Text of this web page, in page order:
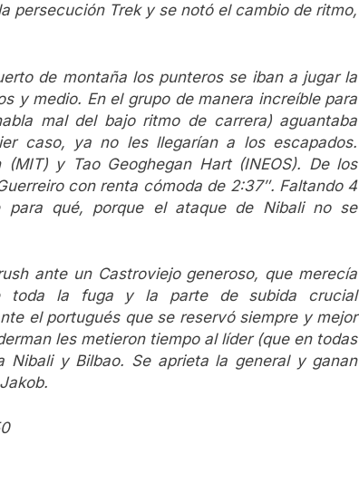
persecución Trek y se notó el cambio de ritmo,
de montaña los punteros se iban a jugar la
y medio. En el grupo de manera increíble para
mal del bajo ritmo de carrera) aguantaba
caso, ya no les llegarían a los escapados.
y Tao Geoghegan Hart (INEOS). De los
con renta cómoda de 2:37″. Faltando 4
para qué, porque el ataque de Nibali no se
ante un Castroviejo generoso, que merecía
toda la fuga y la parte de subida crucial
el portugués que se reservó siempre y mejor
les metieron tiempo al líder (que en todas
y Bilbao. Se aprieta la general y ganan